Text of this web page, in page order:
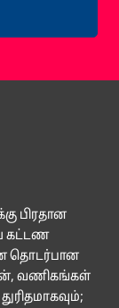
பிரதான
கட்டண
தொடர்பான
வணிகங்கள்